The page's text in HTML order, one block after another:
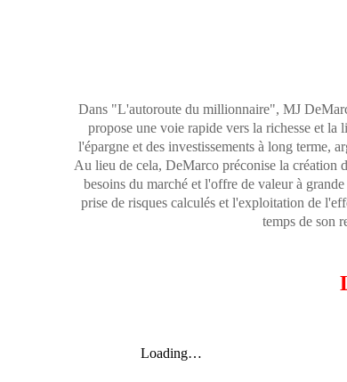
Dans "L'autoroute du millionnaire", MJ
propose une voie rapide vers la richesse et
l'épargne et des investissements à long terme,
Au lieu de cela, DeMarco préconise la création
besoins du marché et l'offre de valeur à
prise de risques calculés et l'exploitation de
temps de son